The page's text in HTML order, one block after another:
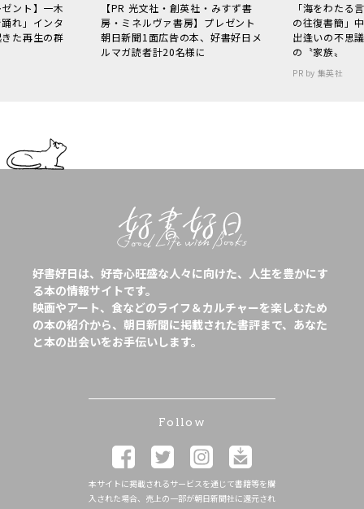
ント】一木
れ」インタ
た再生の群
【PR 光文社・創英社・みすず書
房・ミネルヴァ書房】プレゼント
朝日新聞1面広告の本、好書好日メ
ルマガ読者計20名様に
「海をわた
の往復書簡」
出逢いの不思
の〝家族〟
PR by 集英社
好書好日は、好奇心旺盛な人々に向けた、人生を豊かにす
る本の情報サイトです。
映画やアート、食などのライフ＆カルチャーを楽しむため
の本の紹介から、朝日新聞に掲載された書評まで、あなた
と本の出会いをお手伝いします。
Follow
本サイトに掲載されるサービスを通じて書籍等を購
入された場合、売上の一部が朝日新聞社に還元され